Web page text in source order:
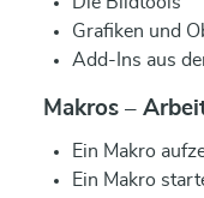
Grafiken und
Add-Ins aus
Makros –
Ein Makro
Ein Makro